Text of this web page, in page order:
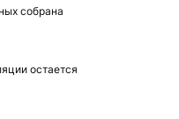
собрана
остается